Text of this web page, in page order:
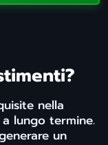
nella
lungo termine.
un